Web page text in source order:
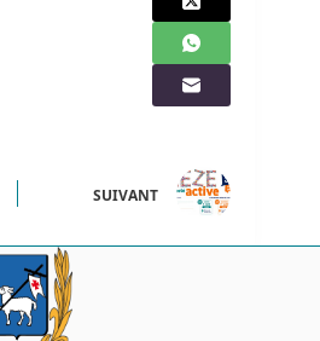
SUIVANT